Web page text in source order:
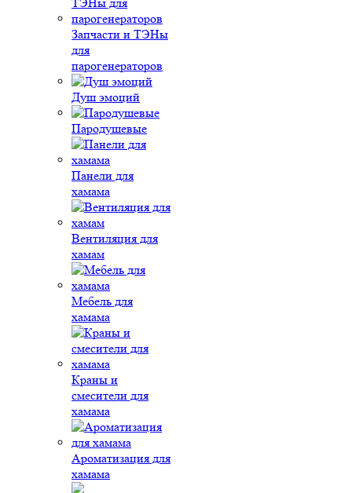
Запчасти и ТЭНы
для
парогенераторов
Душ эмоций
Пародушевые
Панели для
хамама
Вентиляция для
хамам
Мебель для
хамама
Краны и
смесители для
хамама
Ароматизация для
хамама